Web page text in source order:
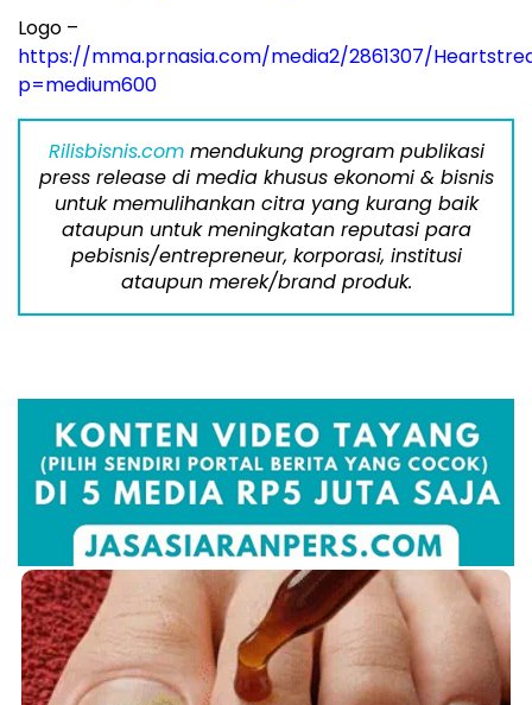
Logo –
https://mma.prnasia.com/media2/2861307/
p=medium600
Rilisbisnis.commendukung program publikasi
press release di media khusus ekonomi & bisnis
untuk memulihankan citra yang kurang baik
ataupun untuk meningkatan reputasi para
pebisnis/entrepreneur, korporasi, institusi
ataupun merek/brand produk.